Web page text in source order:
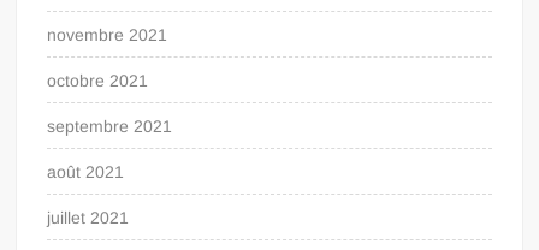
novembre 2021
octobre 2021
septembre 2021
août 2021
juillet 2021